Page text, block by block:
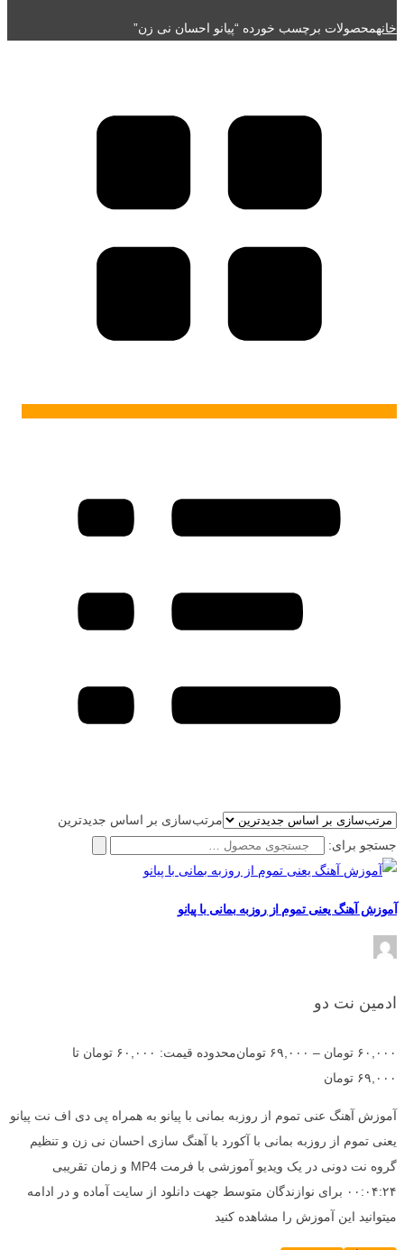
خانهمحصولات برچسب خورده “پیانو احسان نی زن”
مرتب‌سازی بر اساس جدیدترین
جستجو برای:
آموزش آهنگ یعنی تموم از روزبه بمانی با پیانو
ادمین نت دو
۶۰,۰۰۰ تومان – ۶۹,۰۰۰ تومان
محدوده قیمت: ۶۰,۰۰۰ تومان تا
۶۹,۰۰۰ تومان
آموزش آهنگ عنی تموم از روزبه بمانی با پیانو به همراه پی دی اف نت پیانو
یعنی تموم از روزبه بمانی با آکورد با آهنگ سازی احسان نی زن و تنظیم
گروه نت دونی در یک ویدیو آموزشی با فرمت MP4 و زمان تقریبی
۰۰:۰۴:۲۴ برای نوازندگان متوسط جهت دانلود از سایت آماده و در ادامه
میتوانید این آموزش را مشاهده کنید